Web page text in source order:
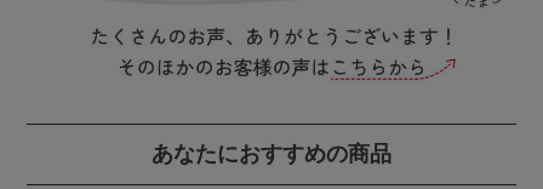
あなたにおすすめの商品